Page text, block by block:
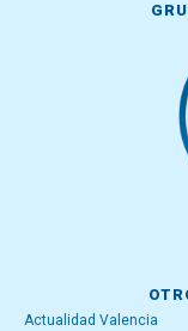
Actualidad Valencia